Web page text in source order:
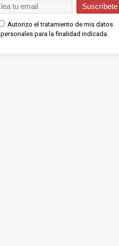
Suscríbete
Autorizo el tratamiento de mis datos
personales para la finalidad indicada.